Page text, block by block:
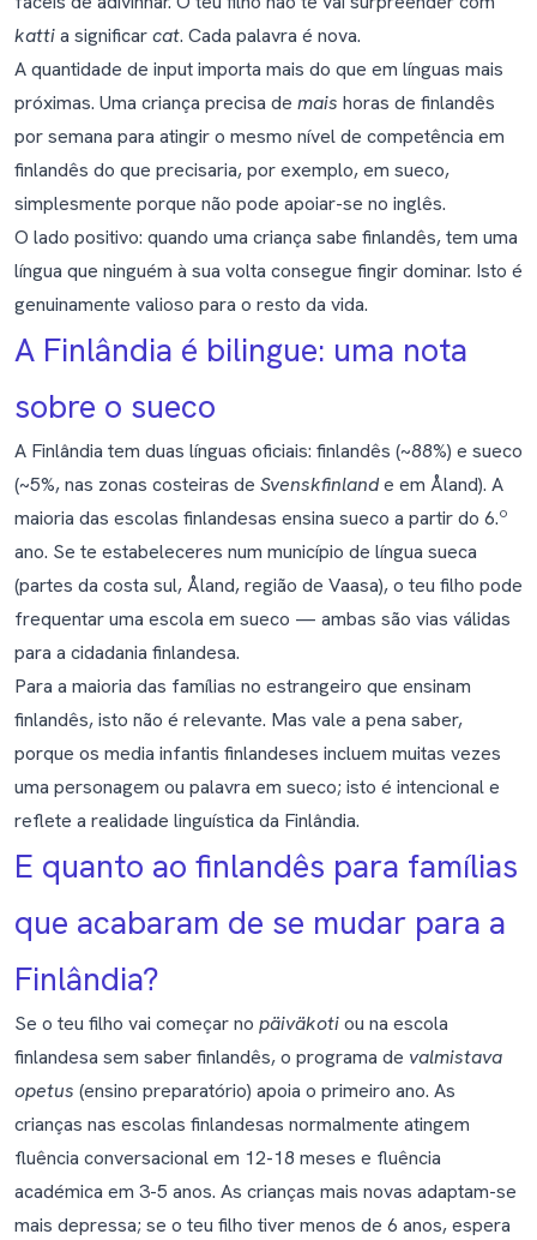
kattia significarcat. Cada palavra é nova.
A quantidade de input importa mais do que em línguas mais
próximas. Uma criança precisa de mais horas de finlandês
por semana para atingir o mesmo nível de competência em
finlandês do que precisaria, por exemplo, em sueco,
simplesmente porque não pode apoiar-se no inglês.
O lado positivo: quando uma criança sabe finlandês, tem uma
língua que ninguém à sua volta consegue fingir dominar. Isto é
genuinamente valioso para o resto da vida.
A Finlândia é bilingue: uma nota
sobre o sueco
A Finlândia tem duas línguas oficiais: finlandês (~88%) e sueco
(~5%, nas zonas costeiras de Svenskfinlande em Åland). A
maioria das escolas finlandesas ensina sueco a partir do 6.º
ano. Se te estabeleceres num município de língua sueca
(partes da costa sul, Åland, região de Vaasa), o teu filho pode
frequentar uma escola em sueco — ambas são vias válidas
para a cidadania finlandesa.
Para a maioria das famílias no estrangeiro que ensinam
finlandês, isto não é relevante. Mas vale a pena saber,
porque os media infantis finlandeses incluem muitas vezes
uma personagem ou palavra em sueco; isto é intencional e
reflete a realidade linguística da Finlândia.
E quanto ao finlandês para famílias
que acabaram de se mudar para a
Finlândia?
Se o teu filho vai começar no päiväkotiou na escola
finlandesa sem saber finlandês, o programa de valmistava
opetus (ensino preparatório) apoia o primeiro ano. As
crianças nas escolas finlandesas normalmente atingem
fluência conversacional em 12-18 meses e fluência
académica em 3-5 anos. As crianças mais novas adaptam-se
mais depressa; se o teu filho tiver menos de 6 anos, espera